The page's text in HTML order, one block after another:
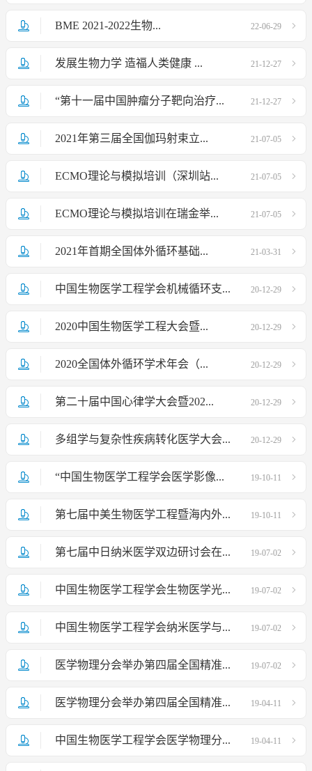
BME 2021-2022生物... 22-06-29
发展生物力学 造福人类健康 ... 21-12-27
“第十一届中国肿瘤分子靶向治疗... 21-12-27
2021年第三届全国伽玛射束立... 21-07-05
ECMO理论与模拟培训（深圳站... 21-07-05
ECMO理论与模拟培训在瑞金举... 21-07-05
2021年首期全国体外循环基础... 21-03-31
中国生物医学工程学会机械循环支... 20-12-29
2020中国生物医学工程大会暨... 20-12-29
2020全国体外循环学术年会（... 20-12-29
第二十届中国心律学大会暨202... 20-12-29
多组学与复杂性疾病转化医学大会... 20-12-29
“中国生物医学工程学会医学影像... 19-10-11
第七届中美生物医学工程暨海内外... 19-10-11
第七届中日纳米医学双边研讨会在... 19-07-02
中国生物医学工程学会生物医学光... 19-07-02
中国生物医学工程学会纳米医学与... 19-07-02
医学物理分会举办第四届全国精准... 19-07-02
医学物理分会举办第四届全国精准... 19-04-11
中国生物医学工程学会医学物理分... 19-04-11